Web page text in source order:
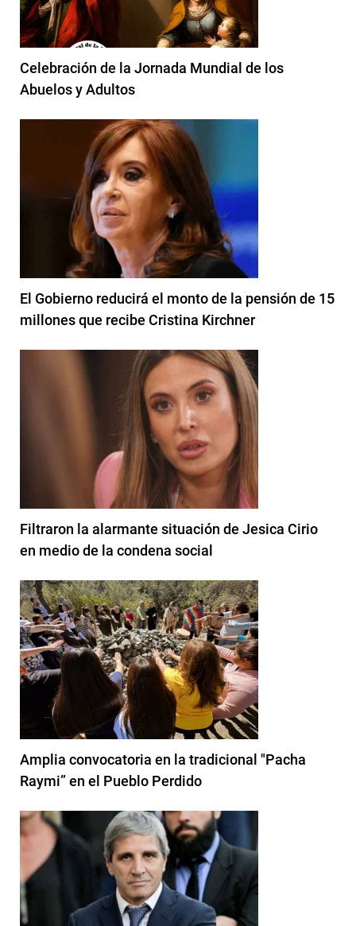
Celebración de la Jornada Mundial de los
Abuelos y Adultos
El Gobierno reducirá el monto de la pensión de 15
millones que recibe Cristina Kirchner
Filtraron la alarmante situación de Jesica Cirio
en medio de la condena social
Amplia convocatoria en la tradicional "Pacha
Raymi” en el Pueblo Perdido